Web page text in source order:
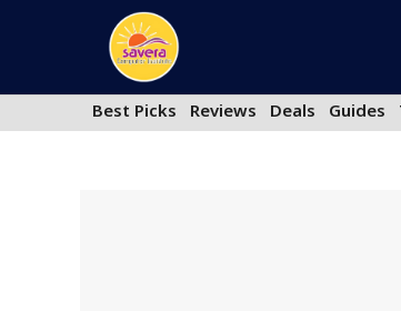
Best Picks Reviews Deals Guides